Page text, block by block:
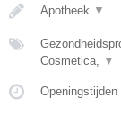
Apotheek ▼
Cosmetica, ▼
Openingstijden